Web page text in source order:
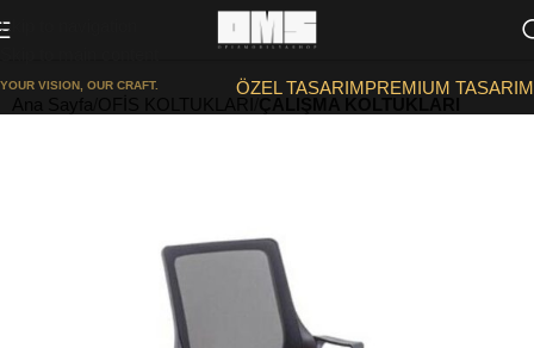
Skip to navigation
YOUR VISION, OUR CRAFT. ÖZEL TASARIMPREMIUM TASARIM